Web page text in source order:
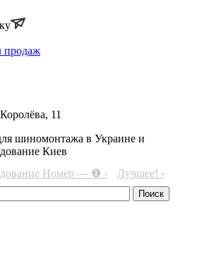
продаж
11
шиномонтажа в Украине и
Киев
Номер — ❶ › Лучшее! ›